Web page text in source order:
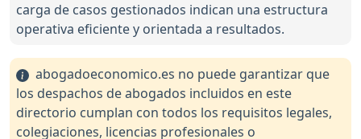
carga de casos gestionados indican una estructura
operativa eficiente y orientada a resultados.
abogadoeconomico.es no puede garantizar que
los despachos de abogados incluidos en este
directorio cumplan con todos los requisitos legales,
colegiaciones, licencias profesionales o